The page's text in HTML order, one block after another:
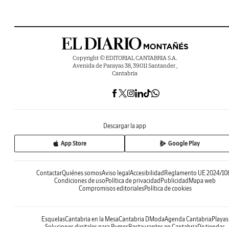
Copyright © EDITORIAL CANTABRIA S.A.
Avenida de Parayas 38, 39011 Santander ,
Cantabria
Descargar la app
App Store Google Play
ContactarQuiénes somosAviso legalAccesibilidadReglamento UE 2024/
Condiciones de usoPolítica de privacidadPublicidadMapa web
Compromisos editorialesPolítica de cookies
EsquelasCantabria en la MesaCantabria DModaAgenda CantabriaPlayas